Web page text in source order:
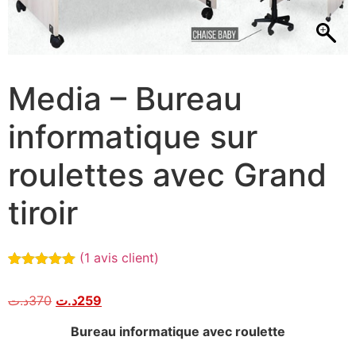
Media – Bureau
informatique sur
roulettes avec Grand
tiroir
basé sur
(1 avis client)
370د.ت 259د.ت
Bureau informatique avec roulette